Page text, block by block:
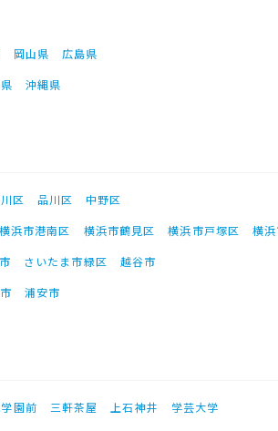
岡山県
広島県
沖縄県
区 品川区
中野区
横浜市港南区 横浜市鶴見区 横浜市戸塚区
横
さいたま市緑区
越谷市
浦安市
園前 三軒茶屋 上石神井
学芸大学